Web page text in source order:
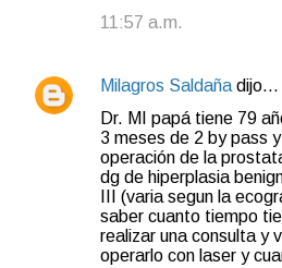
11:57 a.m.
Milagros Saldaña dijo…
Dr. MI papá tiene 79
3 meses de 2 by pass
operación de la
dg de hiperplasia
III (varia segun la
saber cuanto tiempo
realizar una consulta y
operarlo con laser y